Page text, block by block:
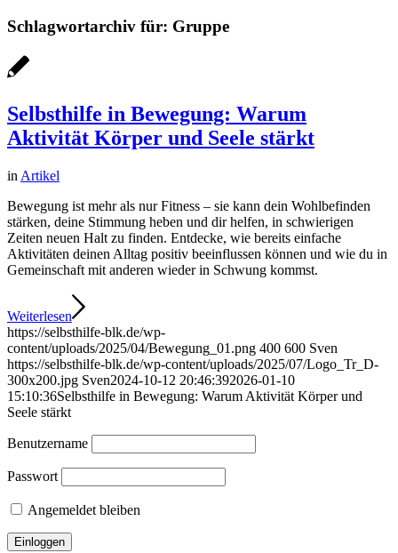
Schlagwortarchiv für: Gruppe
Selbsthilfe in Bewegung: Warum
Aktivität Körper und Seele stärkt
in Artikel
Bewegung ist mehr als nur Fitness – sie kann dein Wohlbefinden
stärken, deine Stimmung heben und dir helfen, in schwierigen
Zeiten neuen Halt zu finden. Entdecke, wie bereits einfache
Aktivitäten deinen Alltag positiv beeinflussen können und wie du in
Gemeinschaft mit anderen wieder in Schwung kommst.
Weiterlesen
https://selbsthilfe-blk.de/wp-
content/uploads/2025/04/Bewegung_01.png 400 600 Sven
https://selbsthilfe-blk.de/wp-content/uploads/2025/07/Logo_Tr_D-
300x200.jpg Sven2024-10-12 20:46:392026-01-10
15:10:36Selbsthilfe in Bewegung: Warum Aktivität Körper und
Seele stärkt
Benutzername
Passwort
Angemeldet bleiben